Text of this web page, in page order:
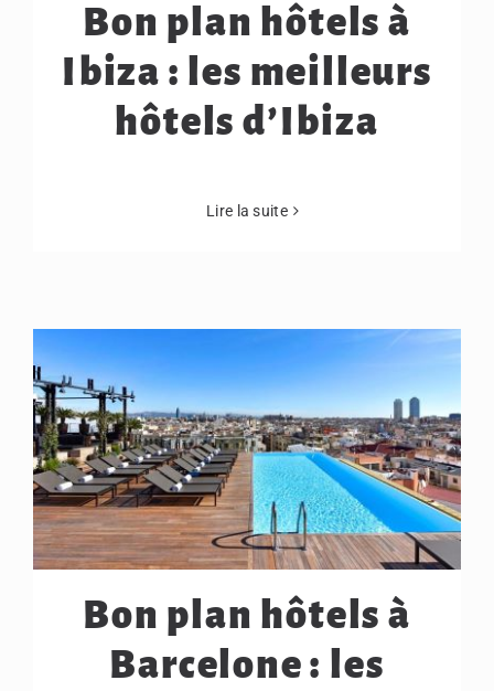
Bon plan hôtels à
Ibiza : les meilleurs
hôtels d’Ibiza
Lire la suite
Bon plan hôtels à
Barcelone : les